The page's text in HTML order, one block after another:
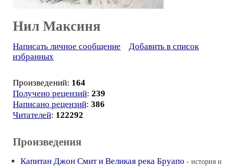
Нил Максиня
Написать личное сообщение
Добавить в список
избранных
Произведений: 164
Получено рецензий: 239
Написано рецензий: 386
Читателей: 122292
Произведения
Капитан Джон Смит и Великая река Бруапо - история и